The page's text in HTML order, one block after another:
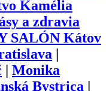
Kamélia
a zdravia
SALÓN Kátov
Monika
Bystrica